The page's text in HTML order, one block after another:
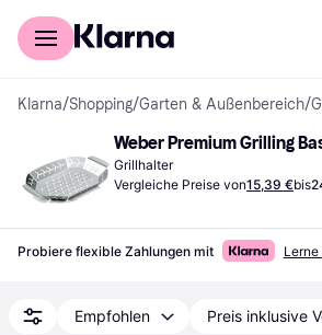
Für Shopper
Klarna/Shopping/Garten & Außenbereich/
Weber Premium Grilling
Grillhalter
Vergleiche Preise von15,39 €bis
Probiere flexible Zahlungen mit
Empfohlen Preis inklusive